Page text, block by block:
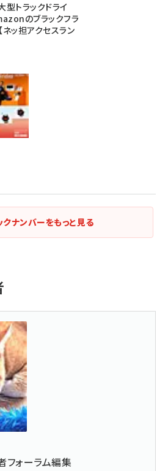
トラックドライ
のブラックフラ
ッ担アクセスラン
クナンバーをもっと見る
フォーラム編集